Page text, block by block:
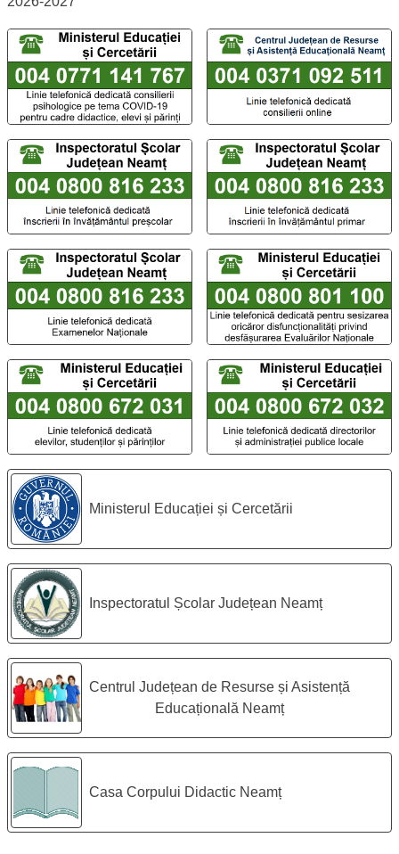
Linii telefonice dedicate TelVerde
Număr TelVerde al Ministerului Educației și Cercetării -
Număr TelVerde al
Număr TelVerde al Inspectoratului Școlar Județean
Număr TelVerde al
Număr TelVerde al Inspectoratului Școlar Județean
Număr TelVerde al
Număr TelVerde al Ministerului Educației și Cercetării -
Număr TelVerde al
Legături utile:
Ministerul Educației și Cercetării
Inspectoratul Școlar Județean Neamț
Centrul Județean de Resurse și Asistență
Educațională Neamț
Casa Corpului Didactic Neamț